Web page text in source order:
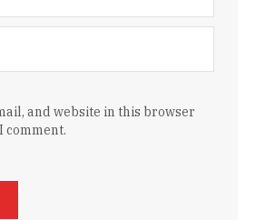
and website in this browser
comment.